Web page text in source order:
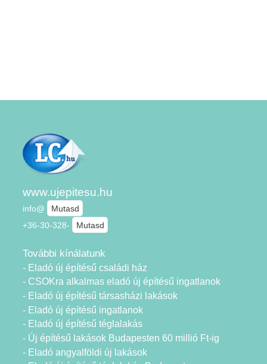
www.ujepitesu.hu
info@
Mutasd
+36-30-328-
Mutasd
További kínálatunk
- Eladó új építésű családi ház
- CSOKra alkalmas eladó új építésű ingatlanok
- Eladó új építésű társasházi lakások
- Eladó új építésű ingatlanok
- Eladó új építésű téglalakás
- Új építésű lakások Budapesten 60 millió Ft-ig
- Eladó angyalföldi új lakások